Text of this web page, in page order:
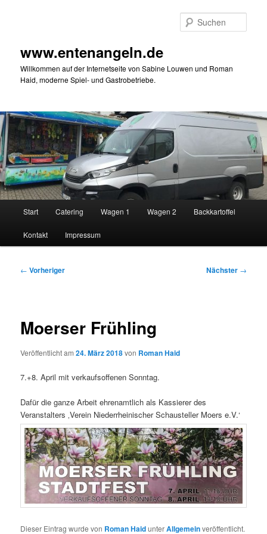
www.entenangeln.de
Willkommen auf der Internetseite von Sabine Louwen und Roman
Haid, moderne Spiel- und Gastrobetriebe.
Start Catering Wagen 1 Wagen 2 Backkartoffel
Kontakt Impressum
Beitragsnavigation
← Vorheriger Nächster →
Moerser Frühling
Veröffentlicht am24. März 2018von Roman Haid
7.+8. April mit verkaufsoffenen Sonntag.
Dafür die ganze Arbeit ehrenamtlich als Kassierer des
Veranstalters ‚Verein Niederrheinischer Schausteller Moers e.V.‘
Dieser Eintrag wurde von Roman HaidunterAllgemeinveröffentlicht.